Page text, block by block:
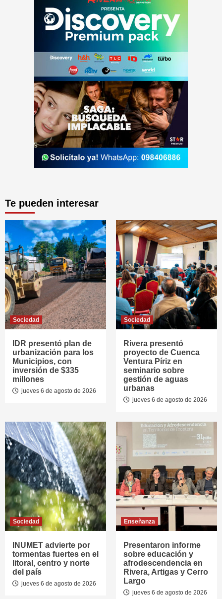
Te pueden interesar
Sociedad
IDR presentó plan de
urbanización para los
Municipios, con
inversión de $335
millones
jueves 6 de agosto de 2026
Sociedad
Rivera presentó
proyecto de Cuenca
Ventura Píriz en
seminario sobre
gestión de aguas
urbanas
jueves 6 de agosto de 2026
Sociedad
INUMET advierte por
tormentas fuertes en el
litoral, centro y norte
del país
jueves 6 de agosto de 2026
Enseñanza
Presentaron informe
sobre educación y
afrodescendencia en
Rivera, Artigas y Cerro
Largo
jueves 6 de agosto de 2026